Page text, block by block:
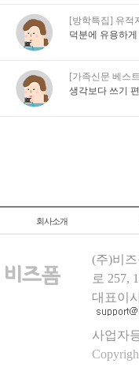
[방학특집] 유적
덕분에 유용하
[가족신문 베스
생각보다 쓰기
회사소개
(주)비
로 257,
대표이
사업자